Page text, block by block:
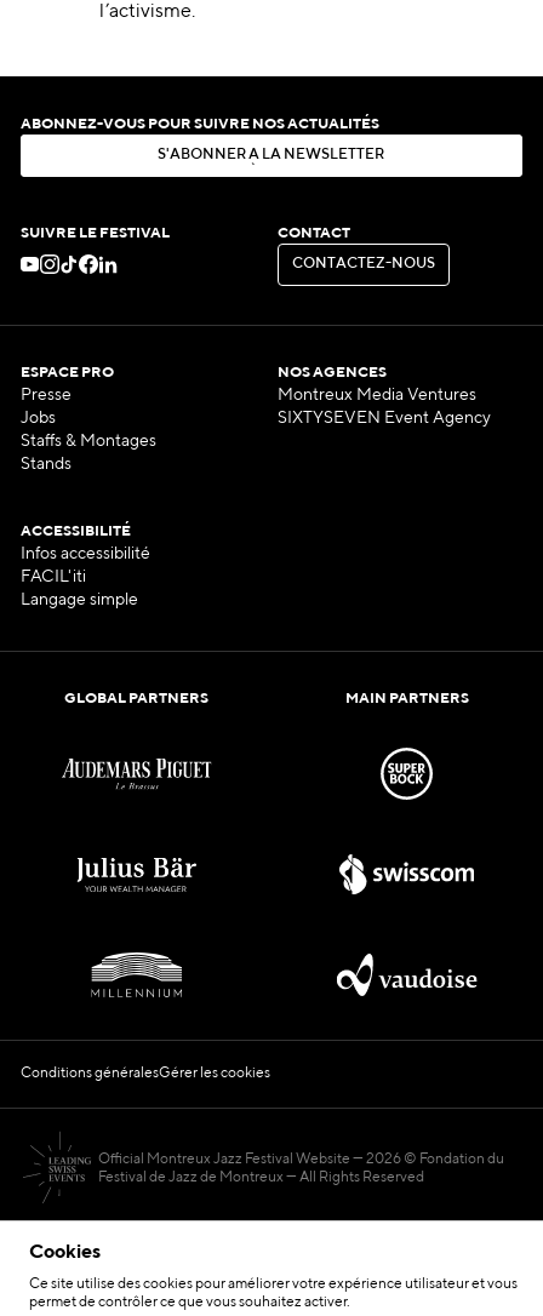
Cookies
Ce site utilise des cookies pour améliorer votre expérience utilisateur et vous
permet de contrôler ce que vous souhaitez activer.
l’activisme.
ABONNEZ-VOUS POUR SUIVRE NOS ACTUALITÉS
S'ABON N ER À LA N EWSLE ER
SUIVRE LE FESTIVAL CONTACT
CON ACT EZ-N OUS
CONTACTEZ-NOUS
ESPACE PRO
Presse
Jobs
Staffs & Montages
Stands
NOS AGENCES
Montreux Media Ventures
SIXTYSEVEN Event Agency
ACCESSIBILITÉ
Infos accessibilité
FACIL'iti
Langage simple
GLOBAL PARTNERS MAIN PARTNERS
Conditions généralesGérer les cookies
Official Montreux Jazz Festival Website
2026 © Fondation du
Festival de Jazz de Montreux — All Rights Reserved